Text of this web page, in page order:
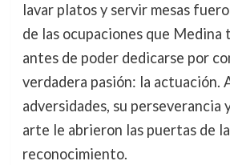
lavar platos y servir mesas
de las ocupaciones que Medina
antes de poder dedicarse por
verdadera pasión: la actuación.
adversidades, su perseverancia
arte le abrieron las puertas de
reconocimiento.